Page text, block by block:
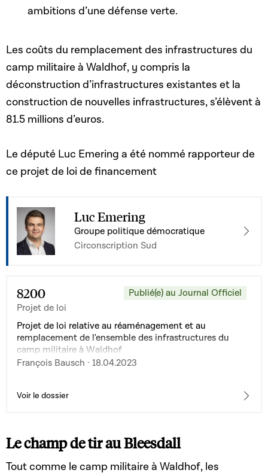
ambitions d’une défense verte.
Les coûts du remplacement des infrastructures du
camp militaire à Waldhof, y compris la
déconstruction d’infrastructures existantes et la
construction de nouvelles infrastructures, s’élèvent à
81.5 millions d’euros.
Le député Luc Emering a été nommé rapporteur de
ce projet de loi de financement
Luc Emering
Groupe politique démocratique
Circonscription Sud
8200
Projet de loi
Publié(e) au Journal Officiel
Projet de loi relative au réaménagement et au
remplacement de l'ensemble des infrastructures du
camp militaire à Waldhof
François Bausch · 18.04.2023
Voir le dossier
Le champ de tir au Bleesdall
Tout comme le camp militaire à Waldhof, les